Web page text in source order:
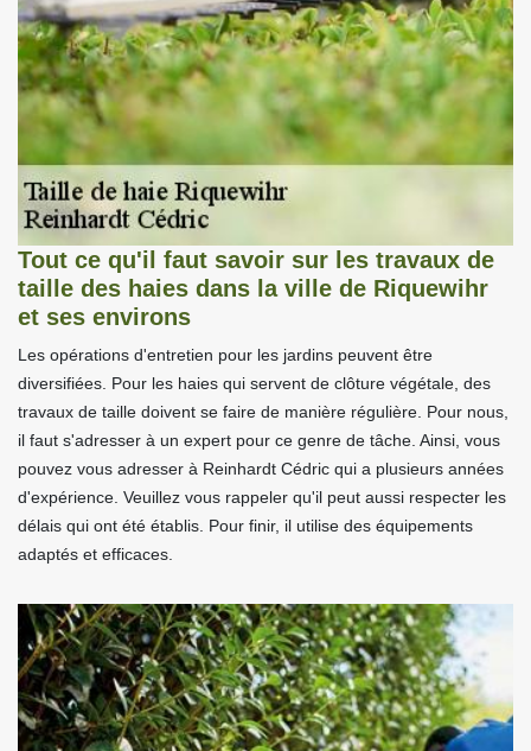
Tout ce qu'il faut savoir sur les travaux de
taille des haies dans la ville de Riquewihr
et ses environs
Les opérations d'entretien pour les jardins peuvent être
diversifiées. Pour les haies qui servent de clôture végétale, des
travaux de taille doivent se faire de manière régulière. Pour nous,
il faut s'adresser à un expert pour ce genre de tâche. Ainsi, vous
pouvez vous adresser à Reinhardt Cédric qui a plusieurs années
d'expérience. Veuillez vous rappeler qu'il peut aussi respecter les
délais qui ont été établis. Pour finir, il utilise des équipements
adaptés et efficaces.